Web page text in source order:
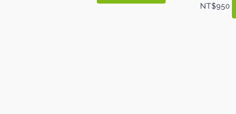
NT$950